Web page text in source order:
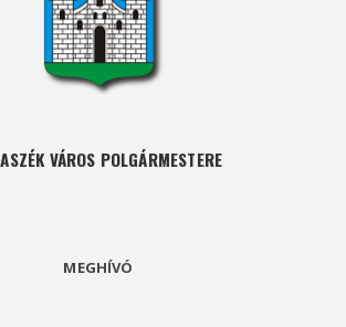
VÁROS POLGÁRMESTERE
MEGHÍVÓ